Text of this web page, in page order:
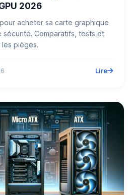
2026
acheter sa carte graphique
Comparatifs, tests et
pièges.
Lire